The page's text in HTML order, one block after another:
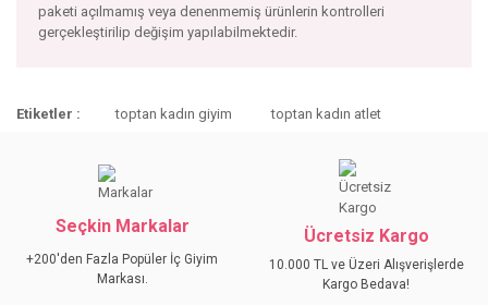
paketi açılmamış veya denenmemiş ürünlerin kontrolleri
gerçekleştirilip değişim yapılabilmektedir.
konularda yetersiz gördüğünüz noktaları öneri formunu
Görüş ve önerileriniz için teşekkür ederiz.
Ürün resmi kalitesiz, bozuk veya görüntülenemiyor.
Ürün açıklamasında eksik bilgiler bulunuyor.
Ürün bilgilerinde hatalar bulunuyor.
Etiketler : toptan kadın giyim toptan kadın atlet
Seçkin Markalar
+200'den Fazla Popüler İç Giyim
Markası.
Ücretsiz Kargo
10.000 TL ve Üzeri Alışverişlerde
Kargo Bedava!